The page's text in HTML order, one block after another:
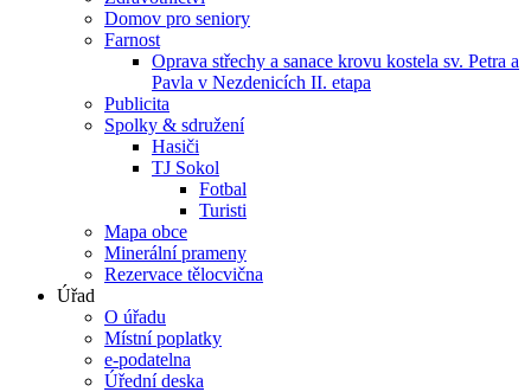
Domov pro seniory
Farnost
Oprava střechy a sanace krovu kostela sv. Petra a
Pavla v Nezdenicích II. etapa
Publicita
Spolky & sdružení
Hasiči
TJ Sokol
Fotbal
Turisti
Mapa obce
Minerální prameny
Rezervace tělocvična
Úřad
O úřadu
Místní poplatky
e-podatelna
Úřední deska